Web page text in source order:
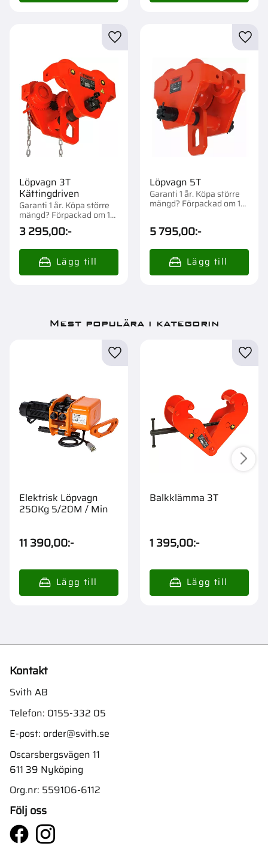
Löpvagn 3T
Kättingdriven
Garanti 1 år. Köpa större
mängd? Förpackad om 1
st.
3 295,00:-
Lägg till i favoriter
Löpvagn 5T
Garanti 1 år. Köpa större
mängd? Förpackad om 1
5 795,00:-
Mest populära i kategorin
Elektrisk Löpvagn
250Kg 5/20M / Min
11 390,00:-
Balkklämma 3T
1 395,00:-
Kontakt
Svith AB
Telefon: 0155-332 05
E-post: order@svith.se
Oscarsbergsvägen 11
611 39 Nyköping
Org.nr: 559106-6112
Följ oss